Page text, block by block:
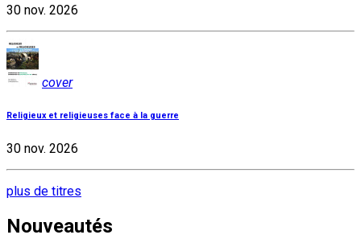
30 nov. 2026
cover
Religieux et religieuses face à la guerre
30 nov. 2026
plus de titres
Nouveautés